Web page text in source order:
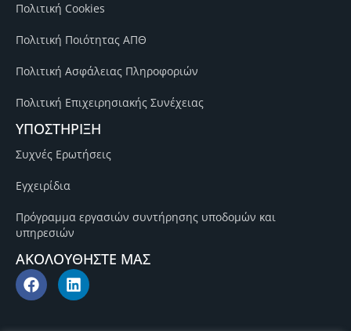
Πολιτική Cookies
Πολιτική Ποιότητας ΑΠΘ
Πολιτική Ασφάλειας Πληροφοριών
Πολιτική Επιχειρησιακής Συνέχειας
ΥΠΟΣΤΗΡΙΞΗ
Συχνές Ερωτήσεις
Εγχειρίδια
Πρόγραμμα εργασιών συντήρησης υποδομών και
υπηρεσιών
ΑΚΟΛΟΥΘΗΣΤΕ ΜΑΣ